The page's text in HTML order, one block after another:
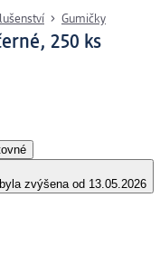
Gumičky
250 ks
zvýšena od 13.05.2026